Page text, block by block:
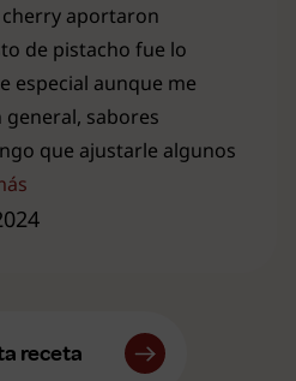
aportaron
de pistacho fue lo
especial aunque me
general, sabores
que ajustarle algunos
receta